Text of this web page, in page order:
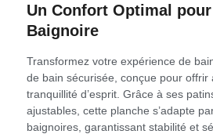
Un Confort Optimal
Baignoire
Transformez votre expérience de
de bain sécurisée, conçue pour offrir
tranquillité d’esprit. Grâce à ses
ajustables, cette planche s’adapte
baignoires, garantissant stabilité et